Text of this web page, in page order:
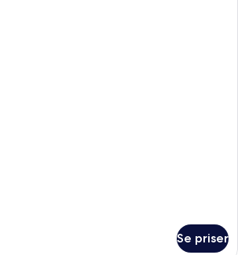
Se priser